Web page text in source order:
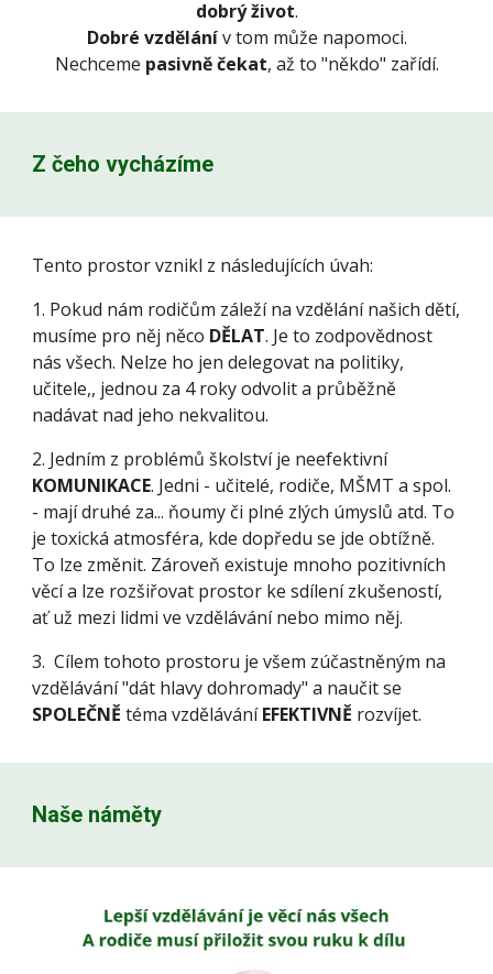
dobrý život.
Dobré vzdělánív tom může napomoci.
Nechceme pasivně čekat, až to "někdo" zařídí.
Z čeho vycházíme
Tento prostor vznikl z následujících úvah:
1. Pokud nám rodičům záleží na vzdělání našich dětí,
musíme pro něj něco DĚLAT. Je to zodpovědnost
nás všech. Nelze ho jen delegovat na politiky,
učitele,, jednou za 4 roky odvolit a průběžně
nadávat nad jeho nekvalitou.
2. Jedním z problémů školství je neefektivní
KOMUNIKACE. Jedni - učitelé, rodiče, MŠMT a spol.
- mají druhé za... ňoumy či plné zlých úmyslů atd. To
je toxická atmosféra, kde dopředu se jde obtížně.
To lze změnit. Zároveň existuje mnoho pozitivních
věcí a lze rozšiřovat prostor ke sdílení zkušeností,
ať už mezi lidmi ve vzdělávání nebo mimo něj.
3. Cílem tohoto prostoru je všem zúčastněným na
vzdělávání "dát hlavy dohromady" a naučit se
SPOLEČNĚ téma vzděláváníEFEKTIVNĚ rozvíjet.
Naše náměty